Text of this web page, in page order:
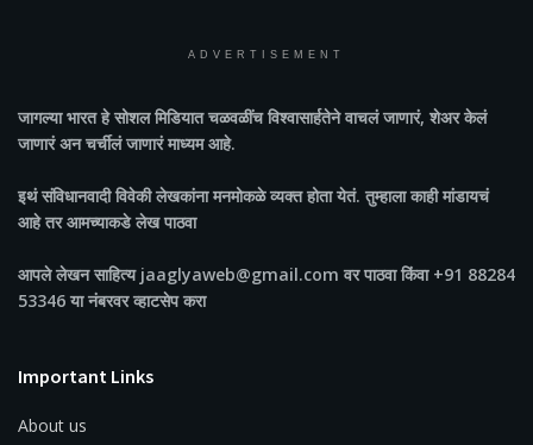
ADVERTISEMENT
जागल्या भारतहे सोशल मिडियात चळवळींच विश्वासार्हतेने वाचलं जाणारं, शेअर केलं
जाणारं अन चर्चीलं जाणारं माध्यम आहे.
इथं संविधानवादी विवेकी लेखकांना मनमोकळे व्यक्त होता येतं. तुम्हाला काही मांडायचं
आहे तर आमच्याकडे लेख पाठवा
आपले लेखन साहित्य jaaglyaweb@gmail.com वर पाठवा किंवा +91 88284
53346 या नंबरवर व्हाटसेप करा
Important Links
About us